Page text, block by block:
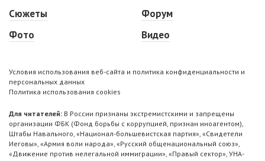
Сюжеты
Фото
Форум
Видео
Условия использования веб-сайта и политика конфиденциальности и
персональных данных
Политика использования cookies
Для читателей: В России признаны экстремистскими и запрещены
организации ФБК (Фонд борьбы с коррупцией, признан иноагентом),
Штабы Навального, «Национал-большевистская партия», «Свидетели
Иеговы», «Армия воли народа», «Русский общенациональный союз»,
«Движение против нелегальной иммиграции», «Правый сектор», УНА-